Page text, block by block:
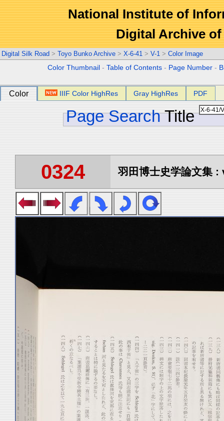
National Institute of
Digital Archive
Digital Silk Road > Toyo Bunko Archive > X-6-41 > V-1 > Color Image
Color Thumbnail -Table of Contents - Page Number -
Color IIIF Color HighRes Gray HighRes PDF
Page Search Title
0324 羽田博士史学論文集 :